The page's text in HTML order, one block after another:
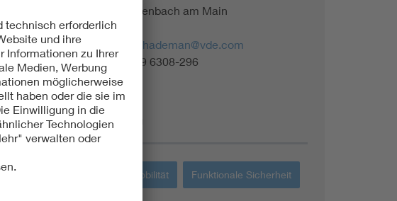
63069 Offenbach am Main
jessica.schademan@vde.com
Tel. +49 69 6308-296
Themen
Elektromobilität Funktionale Sicherheit